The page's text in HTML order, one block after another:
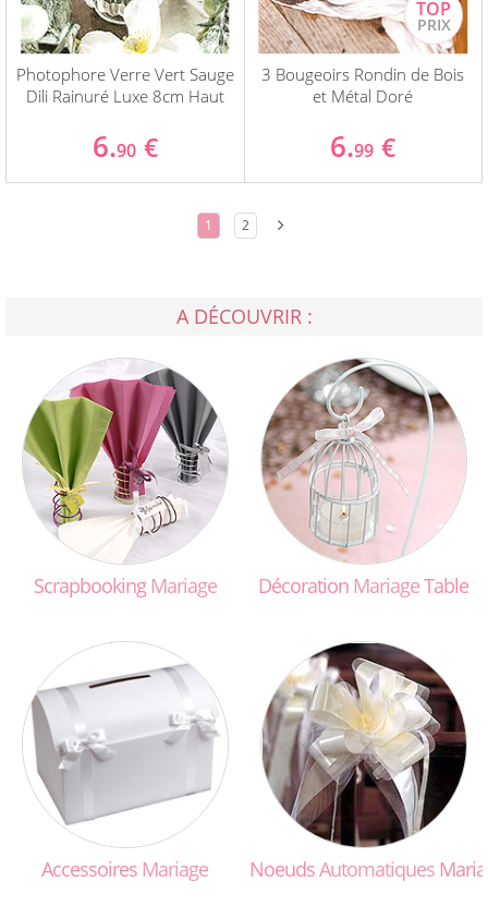
Photophore Verre Vert Sauge
Dili Rainuré Luxe 8cm Haut
6.90 €
3 Bougeoirs Rondin de Bois
et Métal Doré
6.99 €
1 2
A DÉCOUVRIR :
ScrapbookingMariage Décoration MariageTable
Accessoires Mariage NoeudsAutomatiques